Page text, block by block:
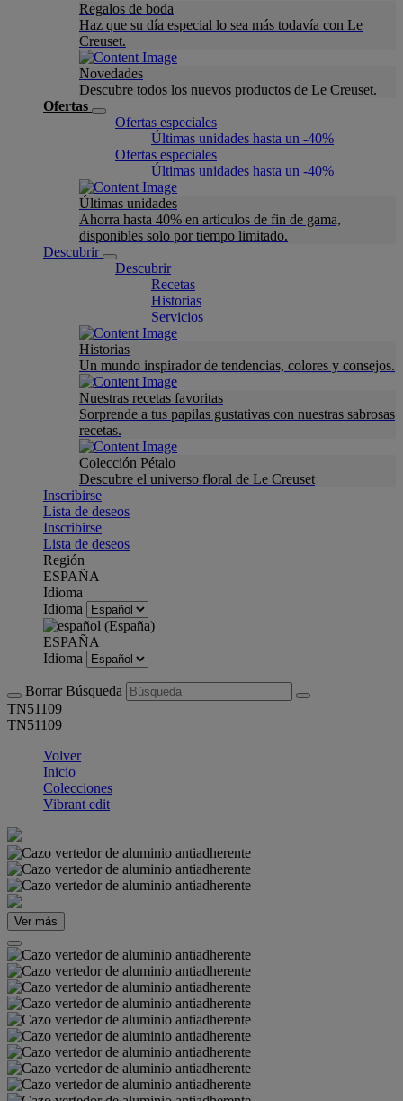
Regalos de boda
Haz que su día especial lo sea más todavía con Le
Creuset.
Novedades
Descubre todos los nuevos productos de Le Creuset.
Ofertas
Ofertas especiales
Últimas unidades hasta un -40%
Ofertas especiales
Últimas unidades hasta un -40%
Últimas unidades
Ahorra hasta 40% en artículos de fin de gama,
disponibles solo por tiempo limitado.
Descubrir
Descubrir
Recetas
Historias
Servicios
Historias
Un mundo inspirador de tendencias, colores y consejos.
Nuestras recetas favoritas
Sorprende a tus papilas gustativas con nuestras sabrosas
recetas.
Colección Pétalo
Descubre el universo floral de Le Creuset
Inscribirse
Lista de deseos
Inscribirse
Lista de deseos
Región
ESPAÑA
Idioma
Idioma
ESPAÑA
Idioma
Borrar Búsqueda
TN51109
TN51109
Volver
Inicio
Colecciones
Vibrant edit
Ver más